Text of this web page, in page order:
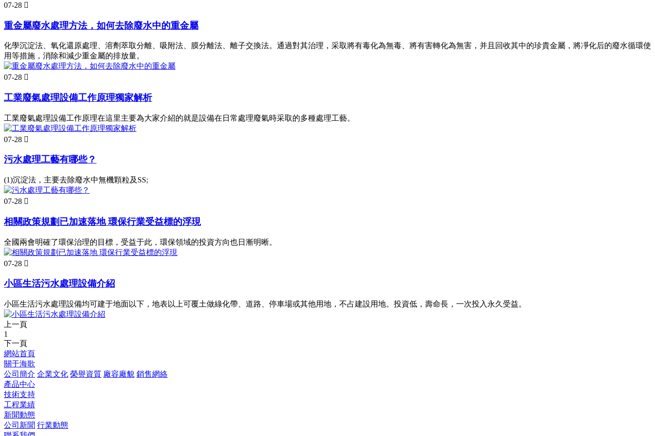
07-28 
重金屬廢水處理方法，如何去除廢水中的重金屬
化學沉淀法、氧化還原處理、溶劑萃取分離、吸附法、膜分離法、離子交換法。通過對其治理，采取將有毒化為無毒、將有害轉化為無害，并且回收其中的珍貴金屬，將凈化后的廢水循環使
用等措施，消除和減少重金屬的排放量。
07-28 
工業廢氣處理設備工作原理獨家解析
工業廢氣處理設備工作原理在這里主要為大家介紹的就是設備在日常處理廢氣時采取的多種處理工藝。
07-28 
污水處理工藝有哪些？
(1)沉淀法，主要去除廢水中無機顆粒及SS;
07-28 
相關政策規劃已加速落地 環保行業受益標的浮現
全國兩會明確了環保治理的目標，受益于此，環保領域的投資方向也日漸明晰。
07-28 
小區生活污水處理設備介紹
小區生活污水處理設備均可建于地面以下，地表以上可覆土做綠化帶、道路、停車場或其他用地，不占建設用地。投資低，壽命長，一次投入永久受益。
上一頁
1
下一頁
網站首頁
關于海歌
公司簡介 企業文化 榮譽資質 廠容廠貌 銷售網絡
產品中心
技術支持
工程業績
新聞動態
公司新聞 行業動態